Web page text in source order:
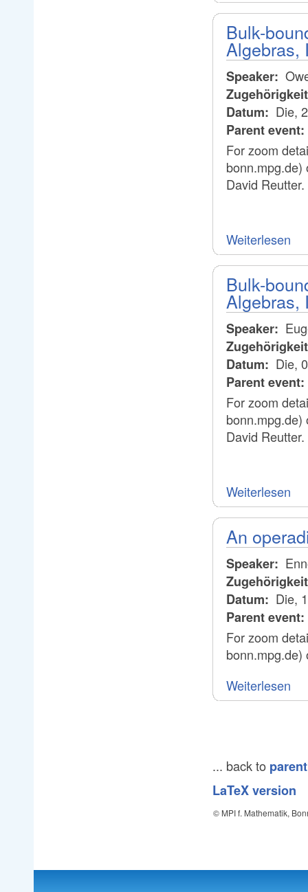
Bulk-
Algebras,
Speaker:
Datum: Die,
Parent event:
For zoom
bonn.mpg.de)
David Reutter.
Weiterlesen
Bulk-
Algebras,
Speaker:
Datum: Die,
Parent event:
For zoom
bonn.mpg.de)
David Reutter.
Weiterlesen
An
Speaker:
Datum: Die,
Parent event:
For zoom
bonn.mpg.de)
Weiterlesen
... back to
LaTeX version
© MPI f. Mathematik,